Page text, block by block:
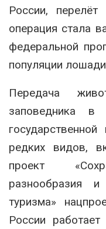
России,
операция стала
федеральной
популяции
Передача
заповедника в
редких видов,
проект
разнообразия и
туризма»
России